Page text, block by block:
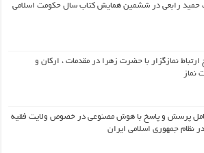
رابعی در ششمین همایش کتاب سال حکومت اسلامی
نمازگزار با حضرت زهرا در مقدمات ، ارکان و
نماز
پرسش و پاسخ با هوش مصنوعی در خصوص ولایت فقیه
نظام جمهوری اسلامی ایران